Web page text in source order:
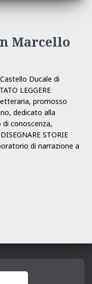
Marcello
Ducale di
LEGGERE
promosso
dedicato alla
conoscenza,
STORIE
di narrazione a